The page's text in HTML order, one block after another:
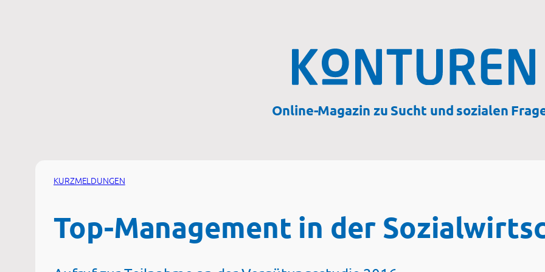
Online-Magazin zu Sucht und sozialen
KURZMELDUNGEN
Top-Management in der